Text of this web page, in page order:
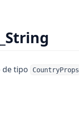
de tipo CountryProps